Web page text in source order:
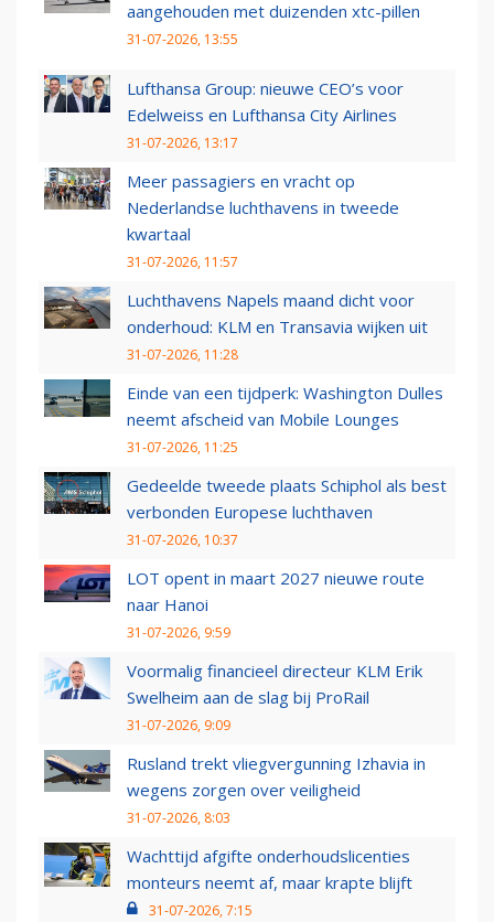
aangehouden met duizenden xtc-pillen
31-07-2026, 13:55
Lufthansa Group: nieuwe CEO’s voor
Edelweiss en Lufthansa City Airlines
31-07-2026, 13:17
Meer passagiers en vracht op
Nederlandse luchthavens in tweede
kwartaal
31-07-2026, 11:57
Luchthavens Napels maand dicht voor
onderhoud: KLM en Transavia wijken uit
31-07-2026, 11:28
Einde van een tijdperk: Washington Dulles
neemt afscheid van Mobile Lounges
31-07-2026, 11:25
Gedeelde tweede plaats Schiphol als best
verbonden Europese luchthaven
31-07-2026, 10:37
LOT opent in maart 2027 nieuwe route
naar Hanoi
31-07-2026, 9:59
Voormalig financieel directeur KLM Erik
Swelheim aan de slag bij ProRail
31-07-2026, 9:09
Rusland trekt vliegvergunning Izhavia in
wegens zorgen over veiligheid
31-07-2026, 8:03
Wachttijd afgifte onderhoudslicenties
monteurs neemt af, maar krapte blijft
31-07-2026, 7:15